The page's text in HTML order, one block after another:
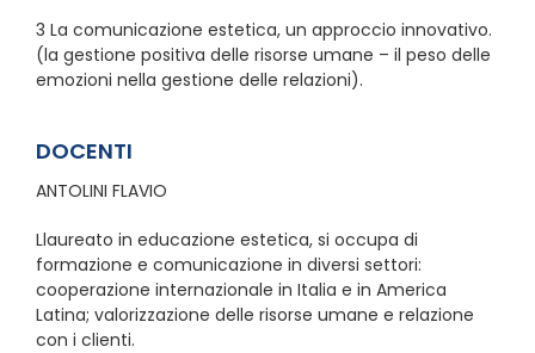
3 La comunicazione estetica, un approccio innovativo.
(la gestione positiva delle risorse umane – il peso delle
emozioni nella gestione delle relazioni).
DOCENTI
ANTOLINI FLAVIO
Llaureato in educazione estetica, si occupa di
formazione e comunicazione in diversi settori:
cooperazione internazionale in Italia e in America
Latina; valorizzazione delle risorse umane e relazione
con i clienti.